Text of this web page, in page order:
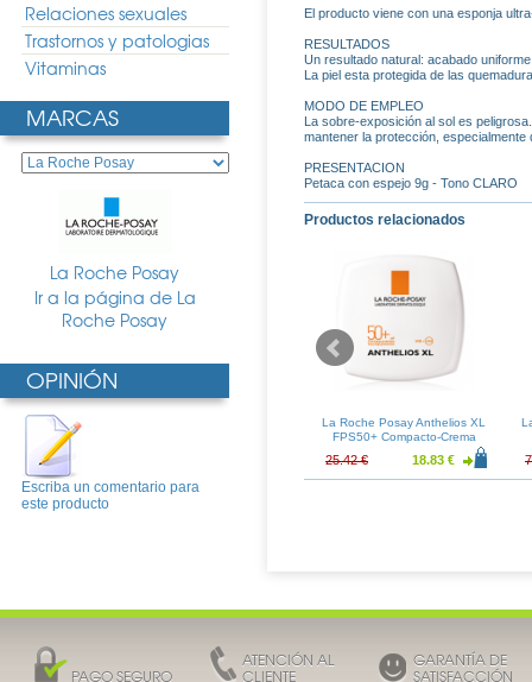
Relaciones sexuales
Trastornos y patologias
Vitaminas
MARCAS
La Roche Posay
Ir a la página de La
Roche Posay
OPINIÓN
Escriba un comentario para
este producto
El producto viene con una esponja
RESULTADOS
Un resultado natural: acabado
La piel esta protegida de las
MODO DE EMPLEO
La sobre-exposición al sol es
mantener la protección,
PRESENTACION
Petaca con espejo 9g - Tono CLARO
Productos relacionados
Anthelios
Toque
11.57 €
La Roche Posay Anthelios XL
FPS50+ Compacto-Crema
25.42 € 18.83 €
PAGO SEGURO
ATENCIÓN AL
CLIENTE
GARANTÍA DE
SATISFACCIÓN